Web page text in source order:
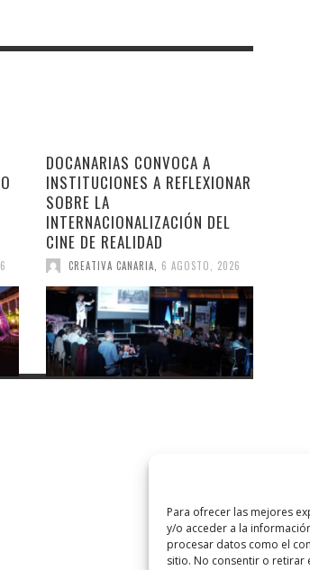
Para ofrecer las mejores
y/o acceder a la
procesar datos como el
sitio. No consentir o retirar
DOCANARIAS CONVOCA A
INSTITUCIONES A REFLEXIONAR
SOBRE LA
INTERNACIONALIZACIÓN DEL
CINE DE REALIDAD
CREATIVA CANARIA 6 AGOSTO, 2026